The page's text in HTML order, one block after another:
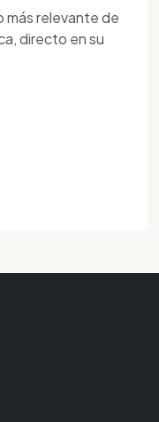
más relevante de
directo en su